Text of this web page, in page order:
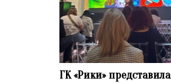
ГК «Рики» представила